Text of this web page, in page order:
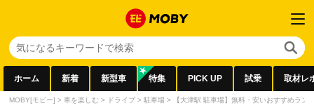
ホーム 新着 新型車 特集 PICK UP 試乗 取材レ
MOBY[モビー] > 車を楽しむ > ドライブ > 駐車場 > 【大津駅 駐車場】無料・安いおすすめラ